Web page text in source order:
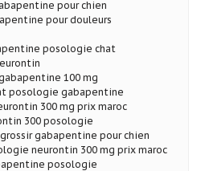
pour chien
pour douleurs
posologie chat
100 mg
posologie gabapentine
300 mg prix maroc
300 posologie
gabapentine pour chien
neurontin 300 mg prix maroc
posologie